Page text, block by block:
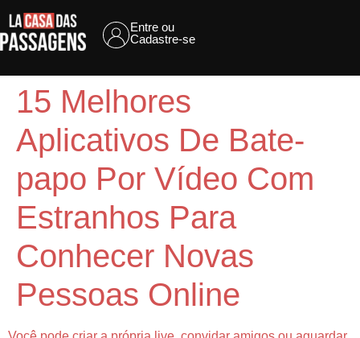
Entre ou
Cadastre-se
15 Melhores
Aplicativos De Bate-
papo Por Vídeo Com
Estranhos Para
Conhecer Novas
Pessoas Online